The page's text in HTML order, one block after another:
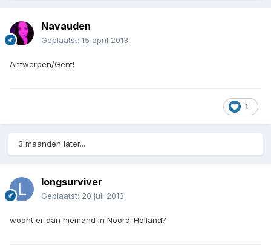
Navauden
Geplaatst: 15 april 2013
Antwerpen/Gent!
1
3 maanden later...
longsurviver
Geplaatst: 20 juli 2013
woont er dan niemand in Noord-Holland?